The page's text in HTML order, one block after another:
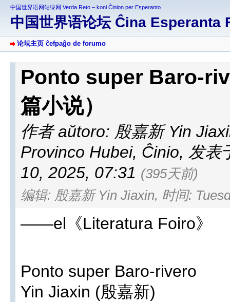
中国世界语网站绿网 Verda Reto – koni Ĉinion per Esperanto
中国世界语论坛 Ĉina Esperanta
论坛主页 ĉefpaĝo de forumo
Ponto super Baro-
篇小说）
作者 aŭtoro: 殷嘉新 Yin
Provinco Hubei, Ĉinio, 发表
10, 2025, 07:31 (395天前)
编辑: 殷嘉新 Yin Jiaxin, 时间:
——el《Literatura Foiro》
Ponto super Baro-rivero
Yin Jiaxin (殷嘉新)